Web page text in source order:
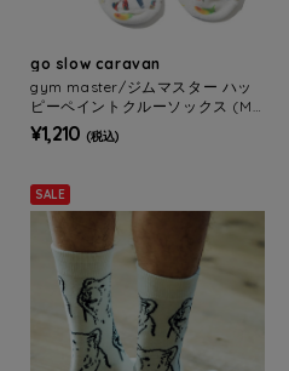
go slow caravan
gym master/ジムマスター ハッ
ピーペイントクルーソックス (ME
NS/WOMENS)
¥1,210 (税込)
SALE